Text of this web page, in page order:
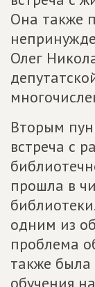
Она также
Олег
Вторым
встреча с
прошла в
одним из
проблема
также была
обучения